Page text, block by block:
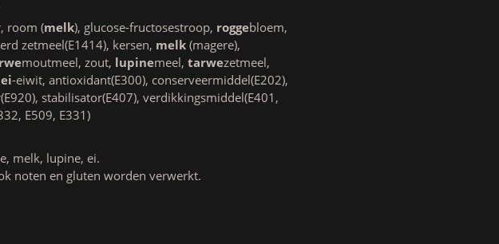
room (melk), glucose-fructosestroop, roggebloem,
zetmeel(E1414), kersen, melk(magere),
moutmeel, zout, lupinemeel, tarwezetmeel,
ei-eiwit, antioxidant(E300), conserveermiddel(E202),
stabilisator(E407), verdikkingsmiddel(E401,
E509, E331)
melk, lupine, ei.
noten en gluten worden verwerkt.